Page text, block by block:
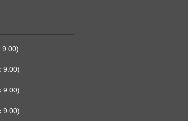
9.00
9.00
9.00
9.00